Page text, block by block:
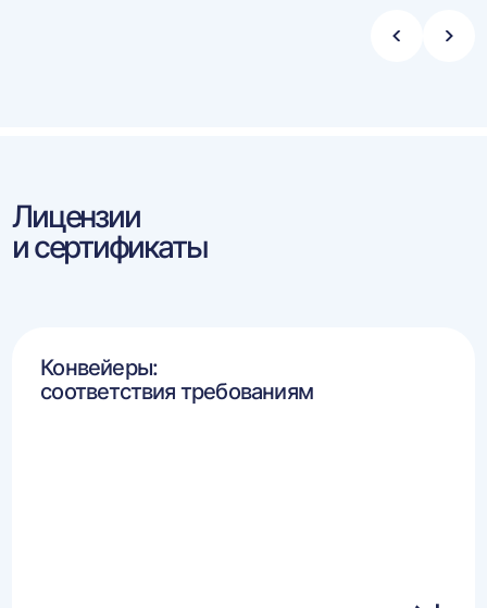
Стрелка
Лицензии
и сертификаты
Конвейеры:
соответствия требованиям